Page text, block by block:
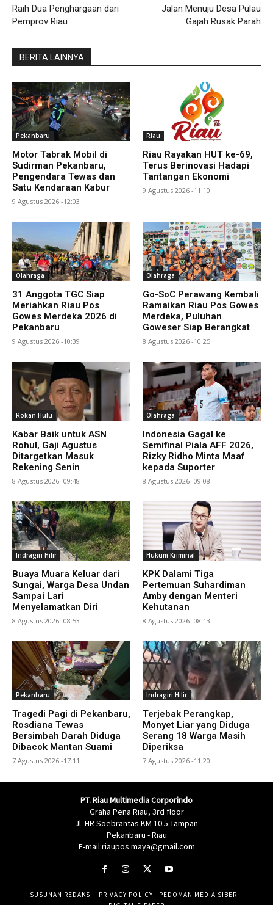
Raih Dua Penghargaan dari
Pemprov Riau
Jalan Menuju Desa Pulau
Gajah Rusak Parah
BERITA LAINNYA
Pekanbaru
Motor Tabrak Mobil di
Sudirman Pekanbaru,
Pengendara Tewas dan
Satu Kendaraan Kabur
9 Agustus 2026 -12:03
Riau
Riau Rayakan HUT ke-69,
Terus Berinovasi Hadapi
Tantangan Ekonomi
9 Agustus 2026 -11:10
Olahraga
31 Anggota TGC Siap
Meriahkan Riau Pos
Gowes Merdeka 2026 di
Pekanbaru
9 Agustus 2026 -10:39
Olahraga
Go-SoC Perawang Kembali
Ramaikan Riau Pos Gowes
Merdeka, Puluhan
Goweser Siap Berangkat
8 Agustus 2026 -10:25
Rokan Hulu
Kabar Baik untuk ASN
Rohul, Gaji Agustus
Ditargetkan Masuk
Rekening Senin
8 Agustus 2026 -09:48
Olahraga
Indonesia Gagal ke
Semifinal Piala AFF 2026,
Rizky Ridho Minta Maaf
kepada Suporter
8 Agustus 2026 -09:08
Indragiri Hilir
Buaya Muara Keluar dari
Sungai, Warga Desa Undan
Sampai Lari
Menyelamatkan Diri
8 Agustus 2026 -08:53
Hukum Kriminal
KPK Dalami Tiga
Pertemuan Suhardiman
Amby dengan Menteri
Kehutanan
8 Agustus 2026 -08:13
Pekanbaru
Tragedi Pagi di Pekanbaru,
Rosdiana Tewas
Bersimbah Darah Diduga
Dibacok Mantan Suami
7 Agustus 2026 -17:11
Indragiri Hilir
Terjebak Perangkap,
Monyet Liar yang Diduga
Serang 18 Warga Masih
Diperiksa
7 Agustus 2026 -11:20
PT. Riau Multimedia Corporindo
Graha Pena Riau, 3rd floor
Jl. HR Soebrantas KM 10.5 Tampan
Pekanbaru - Riau
E-mail:riaupos.maya@gmail.com
SUSUNAN REDAKSI PRIVACY POLICY
PEDOMAN MEDIA SIBER